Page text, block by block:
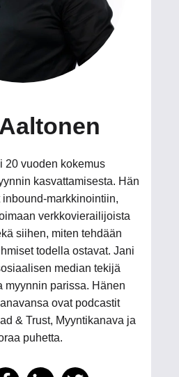
20 vuoden kokemus
kasvattamisesta. Hän
markkinointiin,
verkkovierailijoista
siihen, miten tehdään
todella ostavat. Jani
median tekijä
myynnin parissa. Hänen
ovat podcastit
& Trust, Myyntikanava ja
puhetta.